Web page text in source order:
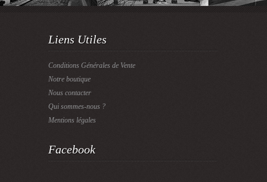
Liens Utiles
Conditions Générales de Vente
Notre boutique
Nous contacter
Qui sommes-nous ?
Mentions légales
Facebook